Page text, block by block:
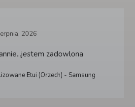
2026
zadowlona
Etui (Orzech) - Samsung